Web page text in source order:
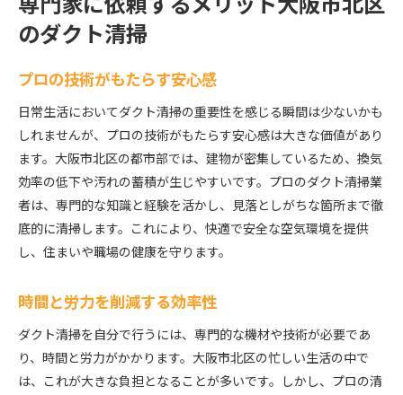
専門家に依頼するメリット大阪市北区
のダクト清掃
プロの技術がもたらす安心感
日常生活においてダクト清掃の重要性を感じる瞬間は少ないかも
しれませんが、プロの技術がもたらす安心感は大きな価値があり
ます。大阪市北区の都市部では、建物が密集しているため、換気
効率の低下や汚れの蓄積が生じやすいです。プロのダクト清掃業
者は、専門的な知識と経験を活かし、見落としがちな箇所まで徹
底的に清掃します。これにより、快適で安全な空気環境を提供
し、住まいや職場の健康を守ります。
時間と労力を削減する効率性
ダクト清掃を自分で行うには、専門的な機材や技術が必要であ
り、時間と労力がかかります。大阪市北区の忙しい生活の中で
は、これが大きな負担となることが多いです。しかし、プロの清